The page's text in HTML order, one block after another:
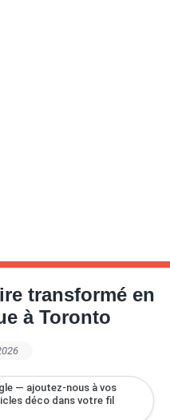
transformé en
à Toronto
— ajoutez-nous à vos
déco dans votre fil